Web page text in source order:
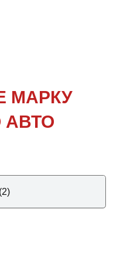
МАРКУ
АВТО